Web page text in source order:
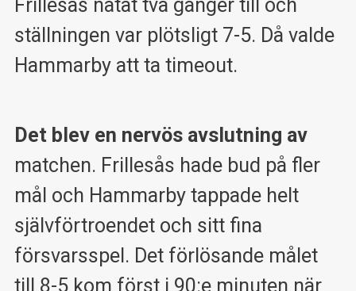
Frillesås nätat två gånger till och
ställningen var plötsligt 7-5. Då valde
Hammarby att ta timeout.
Det blev en nervös avslutning av
matchen. Frillesås hade bud på fler
mål och Hammarby tappade helt
självförtroendet och sitt fina
försvarsspel. Det förlösande målet
till 8-5 kom först i 90:e minuten när